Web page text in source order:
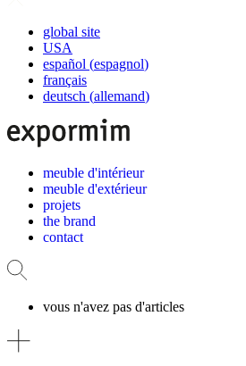
global site
USA
español (espagnol)
français
deutsch (allemand)
meuble d'intérieur
meuble d'extérieur
projets
the brand
contact
vous n'avez pas d'articles